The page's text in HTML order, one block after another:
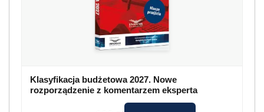
Klasyfikacja budżetowa 2027. Nowe
rozporządzenie z komentarzem eksperta